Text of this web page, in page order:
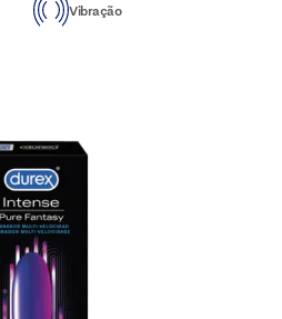
Vibração